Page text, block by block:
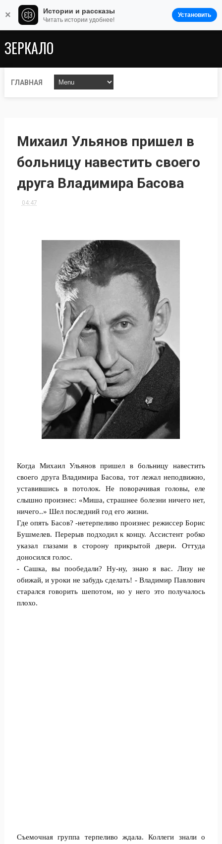
ЗЕРКАЛО
ГЛАВНАЯ
Михаил Ульянов пришел в
больницу навестить своего
друга Владимира Басова
04:47
Когда Михаил Ульянов пришел в больницу навестить
своего друга Владимира Басова, тот лежал неподвижно,
уставившись в потолок. Не поворачивая головы, еле
слышно произнес: «Миша, страшнее болезни ничего нет,
ничего..» Шел последний год его жизни.
Где опять Басов? -нетерпеливо произнес режиссер Борис
Бушмелев. Перерыв подходил к концу. Ассистент робко
указал глазами в сторону прикрытой двери. Оттуда
доносился голос.
- Сашка, вы пообедали? Ну-ну, знаю я вас. Лизу не
обижай, и уроки не забудь сделать! - Владимир Павлович
старался говорить шепотом, но у него это получалось
плохо.
Съемочная группа терпеливо ждала. Коллеги знали о
× Истории и рассказы
Читать истории удобнее!
Установить